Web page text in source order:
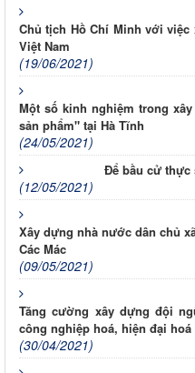
Chủ tịch Hồ Chí Minh với
Việt Nam
(19/06/2021)
Một số kinh nghiệm trong
sản phẩm" tại Hà Tĩnh
(24/05/2021)
Để bầu cử
(12/05/2021)
Xây dựng nhà nước dân chủ
Các Mác
(09/05/2021)
Tăng cường xây dựng đội
công nghiệp hoá, hiện đại hoá
(30/04/2021)